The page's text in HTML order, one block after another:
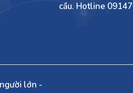
cầu. Hotline
lớn -